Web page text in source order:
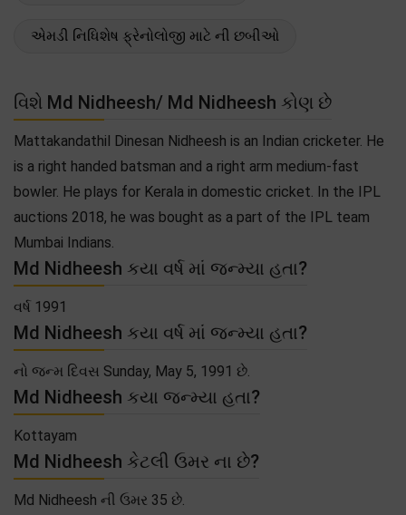
એમડી નિધિશેષ ફ્રેનોલોજી માટે ની છબીઓ
વિશે Md Nidheesh/ Md Nidheesh કોણ છે
Mattakandathil Dinesan Nidheesh is an Indian cricketer. He
is a right handed batsman and a right arm medium-fast
bowler. He plays for Kerala in domestic cricket. In the IPL
auctions 2018, he was bought as a part of the IPL team
Mumbai Indians.
Md Nidheesh કયા વર્ષ માં જન્મ્યા હતા?
વર્ષ 1991
Md Nidheesh કયા વર્ષ માં જન્મ્યા હતા?
નો જન્મ દિવસ Sunday, May 5, 1991 છે.
Md Nidheesh કયા જન્મ્યા હતા?
Kottayam
Md Nidheesh કેટલી ઉમર ના છે?
Md Nidheesh ની ઉમર 35 છે.